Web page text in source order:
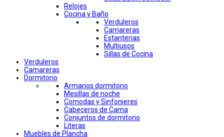
Relojes
Cocina y Baño
Verduleros
Camareras
Estanterias
Multiusos
Sillas de Cocina
Verduleros
Camareras
Dormitorio
Armarios dormitorio
Mesillas de noche
Comodas y Sinfonieres
Cabeceros de Cama
Conjuntos de dormitorio
Literas
Muebles de Plancha